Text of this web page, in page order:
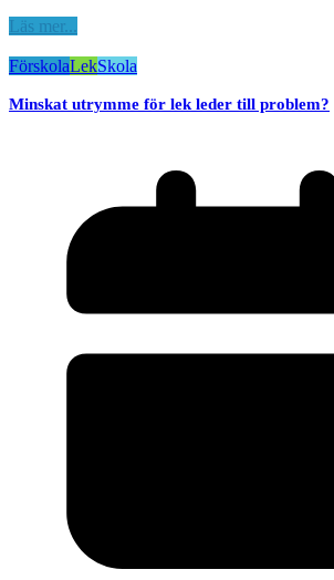
Läs mer...
FörskolaLekSkola
Minskat utrymme för lek leder till problem?